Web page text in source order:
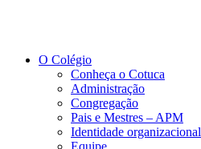
O Colégio
Conheça o Cotuca
Administração
Congregação
Pais e Mestres – APM
Identidade organizacional
Equipe